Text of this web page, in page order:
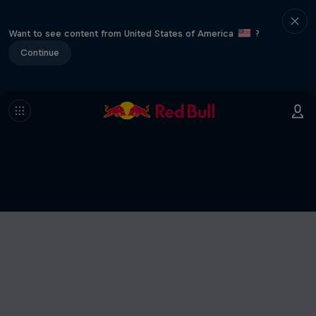
Want to see content from United States of America
?
Continue